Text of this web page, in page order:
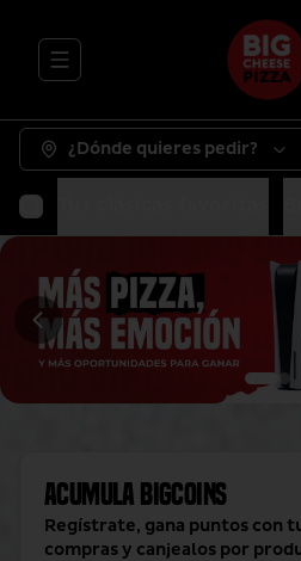
Abrir menu de navegación
¿Dónde quieres pedir?
Acumula BigCoins
Regístrate, gana puntos con
compras y canjealos por